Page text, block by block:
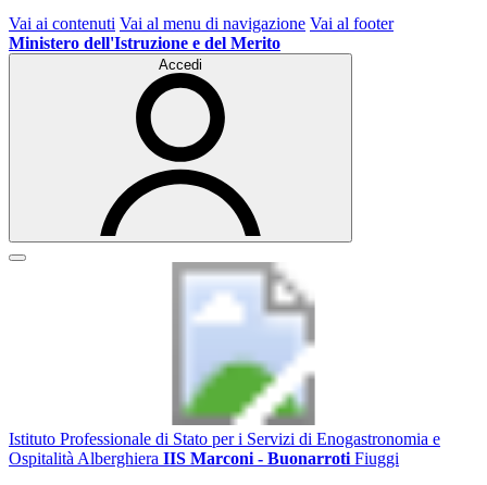
Vai ai contenuti Vai al menu di navigazione Vai al footer
Ministero dell'Istruzione e del Merito
Accedi
Istituto Professionale di Stato per i Servizi di Enogastronomia e
Ospitalità Alberghiera IIS Marconi - Buonarroti Fiuggi